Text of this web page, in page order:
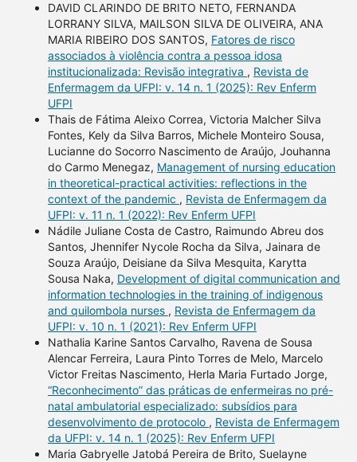
DAVID CLARINDO DE BRITO NETO, FERNANDA
LORRANY SILVA, MAILSON SILVA DE OLIVEIRA, ANA
MARIA RIBEIRO DOS SANTOS, Fatores de risco
associados à violência contra a pessoa idosa
institucionalizada: Revisão integrativa , Revista de
Enfermagem da UFPI: v. 14 n. 1 (2025): Rev Enferm
UFPI
Thais de Fátima Aleixo Correa, Victoria Malcher Silva
Fontes, Kely da Silva Barros, Michele Monteiro Sousa,
Lucianne do Socorro Nascimento de Araújo, Jouhanna
do Carmo Menegaz, Management of nursing education
in theoretical-practical activities: reflections in the
context of the pandemic , Revista de Enfermagem da
UFPI: v. 11 n. 1 (2022): Rev Enferm UFPI
Nádile Juliane Costa de Castro, Raimundo Abreu dos
Santos, Jhennifer Nycole Rocha da Silva, Jainara de
Souza Araújo, Deisiane da Silva Mesquita, Karytta
Sousa Naka, Development of digital communication and
information technologies in the training of indigenous
and quilombola nurses , Revista de Enfermagem da
UFPI: v. 10 n. 1 (2021): Rev Enferm UFPI
Nathalia Karine Santos Carvalho, Ravena de Sousa
Alencar Ferreira, Laura Pinto Torres de Melo, Marcelo
Victor Freitas Nascimento, Herla Maria Furtado Jorge,
“Reconhecimento” das práticas de enfermeiras no pré-
natal ambulatorial especializado: subsídios para
desenvolvimento de protocolo , Revista de Enfermagem
da UFPI: v. 14 n. 1 (2025): Rev Enferm UFPI
Maria Gabryelle Jatobá Pereira de Brito, Suelayne